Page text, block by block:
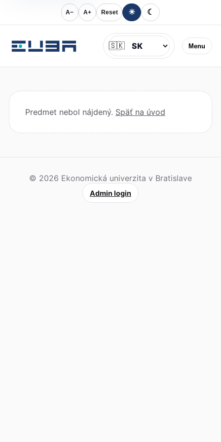
A− A+ Reset ☀ ☾
Menu
Jazyk
🇸🇰
Predmet nebol nájdený. Späť na úvod
© 2026 Ekonomická univerzita v Bratislave
Admin login